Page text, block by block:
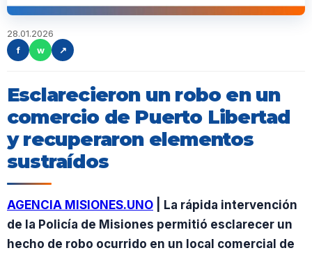
28.01.2026
f
w ↗
Esclarecieron un robo en un
comercio de Puerto Libertad
y recuperaron elementos
sustraídos
AGENCIA MISIONES.UNO | La rápida intervención
de la Policía de Misiones permitió esclarecer un
hecho de robo ocurrido en un local comercial de